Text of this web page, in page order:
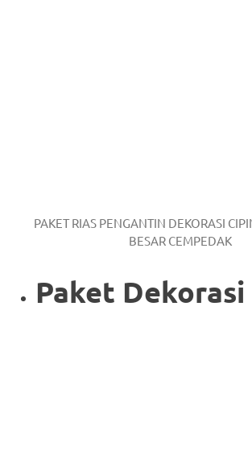
PAKET RIAS PENGANTIN DEKORASI
BESAR CEMPEDAK
Paket Dekorasi